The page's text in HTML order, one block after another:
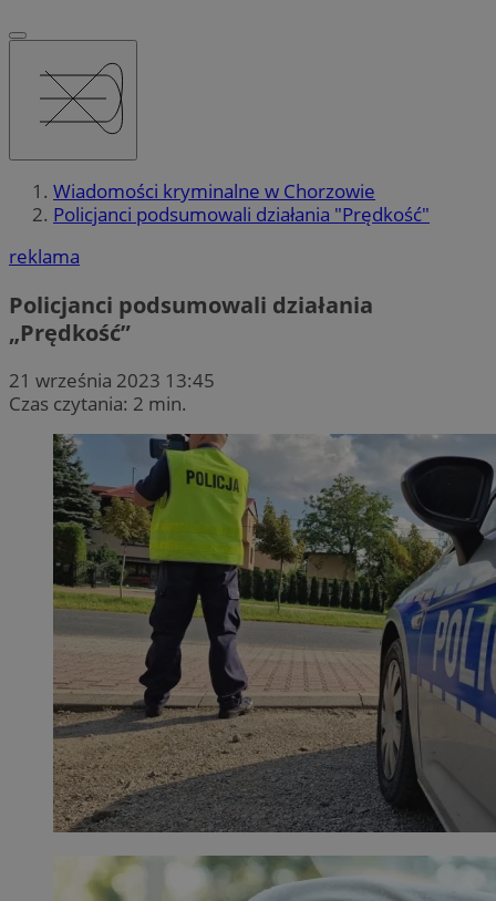
Wiadomości kryminalne w Chorzowie
Policjanci podsumowali działania "Prędkość"
reklama
Policjanci podsumowali działania
„Prędkość”
21 września 2023 13:45
Czas czytania: 2 min.